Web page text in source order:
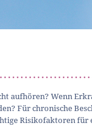
aufhören? Wenn
Für chronische
Risikofaktoren für